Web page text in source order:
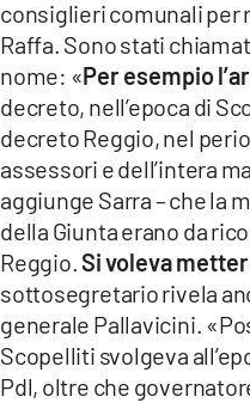
consiglieri comunali per
Raffa. Sono stati
nome: «Per esempio
decreto, nell’epoca di
decreto Reggio, nel
assessori e dell’intera
aggiunge Sarra – che la
della Giunta erano da
Reggio.Si voleva
sottosegretario rivela
generale Pallavicini.
Scopelliti svolgeva
Pdl, oltre che